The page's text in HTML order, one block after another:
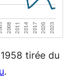
tirée du
.